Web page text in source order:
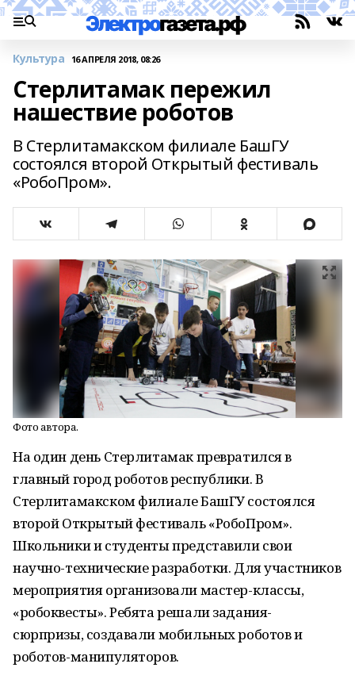
Культура 16 АПРЕЛЯ 2018, 08:26
Стерлитамак пережил
нашествие роботов
В Стерлитамакском филиале БашГУ
состоялся второй Открытый фестиваль
«РобоПром».
Фото автора.
На один день Стерлитамак превратился в
главный город роботов республики. В
Стерлитамакском филиале БашГУ состоялся
второй Открытый фестиваль «РобоПром».
Школьники и студенты представили свои
научно-технические разработки. Для участников
мероприятия организовали мастер-классы,
«робоквесты». Ребята решали задания-
сюрпризы, создавали мобильных роботов и
роботов-манипуляторов.